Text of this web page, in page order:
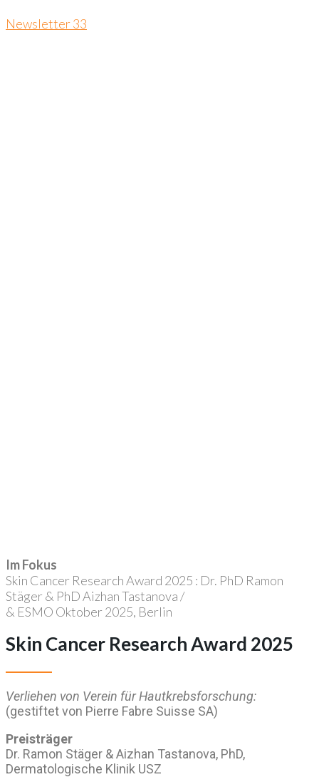
Newsletter 33
Im Fokus
Skin Cancer Research Award 2025 : Dr. PhD Ramon
Stäger & PhD Aizhan Tastanova /
& ESMO Oktober 2025, Berlin
Skin Cancer Research Award 2025
Verliehen von Verein für Hautkrebsforschung:
(gestiftet von Pierre Fabre Suisse SA)
Preisträger
Dr. Ramon Stäger & Aizhan Tastanova, PhD,
Dermatologische Klinik USZ